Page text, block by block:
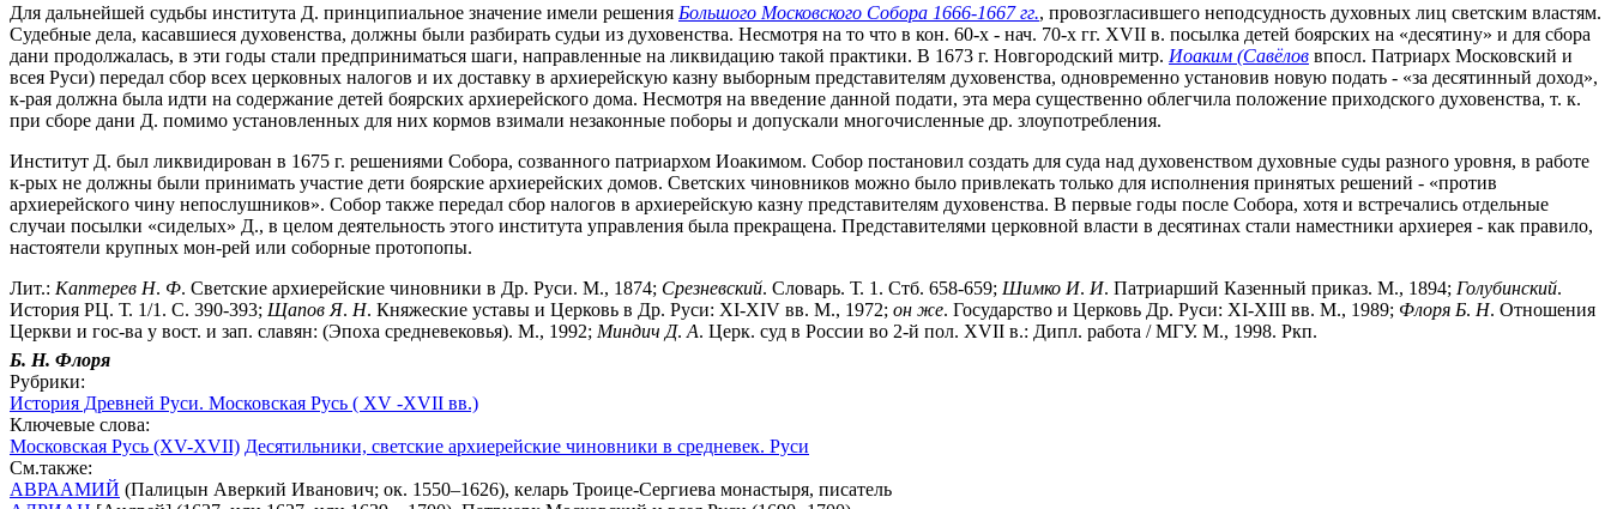
Для дальнейшей судьбы института Д. принципиальное значение имели решения Большого Московского Собора 1666-1667 гг., провозгласившего неподсудность духовных лиц светским властям.
Судебные дела, касавшиеся духовенства, должны были разбирать судьи из духовенства. Несмотря на то что в кон. 60-х - нач. 70-х гг. XVII в. посылка детей боярских на «десятину» и для сбора
дани продолжалась, в эти годы стали предприниматься шаги, направленные на ликвидацию такой практики. В 1673 г. Новгородский митр. Иоаким (Савёлов впосл. Патриарх Московский и
всея Руси) передал сбор всех церковных налогов и их доставку в архиерейскую казну выборным представителям духовенства, одновременно установив новую подать - «за десятинный доход»,
к-рая должна была идти на содержание детей боярских архиерейского дома. Несмотря на введение данной подати, эта мера существенно облегчила положение приходского духовенства, т. к.
при сборе дани Д. помимо установленных для них кормов взимали незаконные поборы и допускали многочисленные др. злоупотребления.
Институт Д. был ликвидирован в 1675 г. решениями Собора, созванного патриархом Иоакимом. Собор постановил создать для суда над духовенством духовные суды разного уровня, в работе
к-рых не должны были принимать участие дети боярские архиерейских домов. Светских чиновников можно было привлекать только для исполнения принятых решений - «против
архиерейского чину непослушников». Собор также передал сбор налогов в архиерейскую казну представителям духовенства. В первые годы после Собора, хотя и встречались отдельные
случаи посылки «сиделых» Д., в целом деятельность этого института управления была прекращена. Представителями церковной власти в десятинах стали наместники архиерея - как правило,
настоятели крупных мон-рей или соборные протопопы.
Лит.: Каптерев Н. Ф. Светские архиерейские чиновники в Др. Руси. М., 1874; Срезневский. Словарь. Т. 1. Стб. 658-659; Шимко И. И. Патриарший Казенный приказ. М., 1894; Голубинский.
История РЦ. Т. 1/1. С. 390-393; Щапов Я. Н. Княжеские уставы и Церковь в Др. Руси: XI-XIV вв. М., 1972; он же. Государство и Церковь Др. Руси: XI-XIII вв. М., 1989; Флоря Б. Н. Отношения
Церкви и гос-ва у вост. и зап. славян: (Эпоха средневековья). М., 1992; Миндич Д. А. Церк. суд в России во 2-й пол. XVII в.: Дипл. работа / МГУ. М., 1998. Ркп.
Б. Н. Флоря
Рубрики:
История Древней Руси. Московская Русь ( XV -XVII вв.)
Ключевые слова:
Московская Русь (XV-XVII) Десятильники, светские архиерейские чиновники в средневек. Руси
См.также:
АВРААМИЙ (Палицын Аверкий Иванович; ок. 1550–1626), келарь Троице-Сергиева монастыря, писатель